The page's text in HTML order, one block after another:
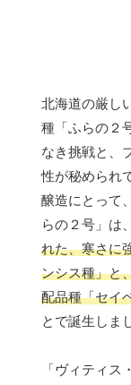
北海道の厳し
種「ふらの２
なき挑戦と、
性が秘められ
醸造にとって
らの２号」は、
れた、寒さに
ンシス種」と
配品種「セイ
とで誕生しま
「ヴィティ